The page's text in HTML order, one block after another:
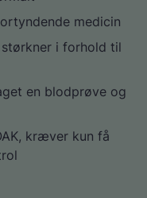
medicin
i forhold til
en blodprøve og
kræver kun få